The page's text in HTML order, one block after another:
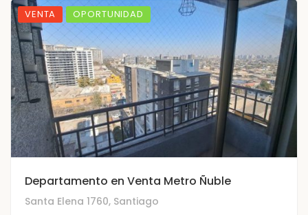
VENTA OPORTUNIDAD
Departamento en Venta Metro Ñuble
Santa Elena 1760, Santiago